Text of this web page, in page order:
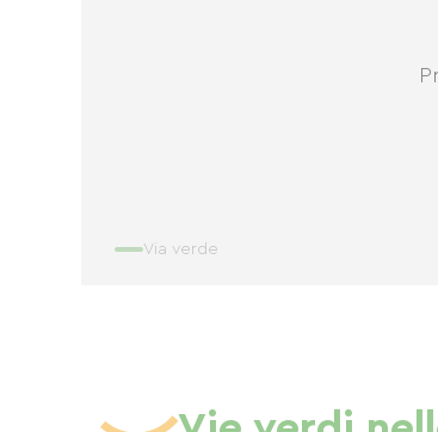
Via verde